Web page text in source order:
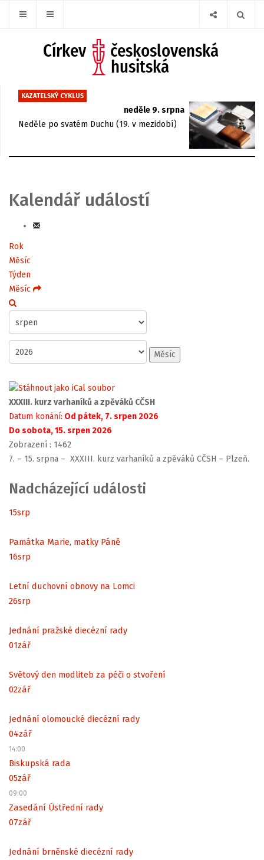
KAZATELSKÝ CYKLUS
neděle 9. srpna
Neděle po svatém Duchu (19. v mezidobí)
Kalendář událostí
Rok
Měsíc
Týden
Měsíc
Měsíc
XXXIII. kurz varhaníků a zpěváků CČSH
Datum konání: Od pátek, 7. srpen 2026
Do sobota, 15. srpen 2026
Zobrazení : 1462
7. – 15. srpna – XXXIII. kurz varhaníků a zpěváků CČSH – Plzeň.
Nadcházející události
15srp
Památka Marie, matky Páně
16srp
Letní duchovní obnovy na Lomci
26srp
Jednání pražské diecézní rady
01zář
Světový den modliteb za péči o stvoření
02zář
Jednání olomoucké diecézní rady
04zář
14:00
Biskupská rada
05zář
09:00
Zasedání Ústřední rady
07zář
Jednání brněnské diecézní rady